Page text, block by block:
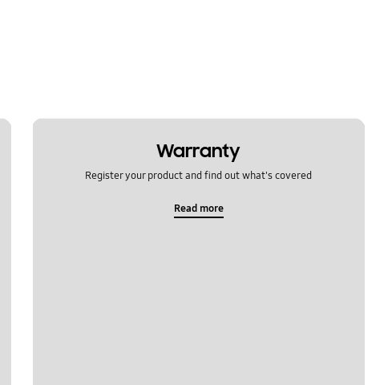
Warranty
Register your product and find out what's covered
Read more